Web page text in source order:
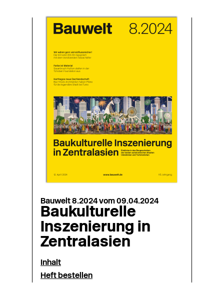
Bauwelt 8.2024 vom 09.04.2024
Baukulturelle
Inszenierung in
Zentralasien
Inhalt
Heft bestellen